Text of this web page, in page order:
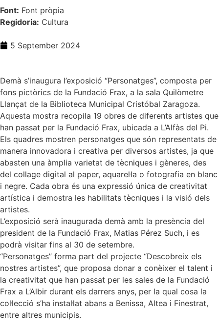
Font: Font pròpia
Regidoria: Cultura
5 September 2024
Demà s’inaugura l’exposició “Personatges”, composta per
fons pictòrics de la Fundació Frax, a la sala Quilòmetre
Llançat de la Biblioteca Municipal Cristóbal Zaragoza.
Aquesta mostra recopila 19 obres de diferents artistes que
han passat per la Fundació Frax, ubicada a L’Alfàs del Pi.
Els quadres mostren personatges que són representats de
manera innovadora i creativa per diversos artistes, ja que
abasten una àmplia varietat de tècniques i gèneres, des
del collage digital al paper, aquarel·la o fotografia en blanc
i negre. Cada obra és una expressió única de creativitat
artística i demostra les habilitats tècniques i la visió dels
artistes.
L’exposició serà inaugurada demà amb la presència del
president de la Fundació Frax, Matias Pérez Such, i es
podrà visitar fins al 30 de setembre.
“Personatges” forma part del projecte “Descobreix els
nostres artistes”, que proposa donar a conèixer el talent i
la creativitat que han passat per les sales de la Fundació
Frax a L’Albir durant els darrers anys, per la qual cosa la
col·lecció s’ha instal·lat abans a Benissa, Altea i Finestrat,
entre altres municipis.